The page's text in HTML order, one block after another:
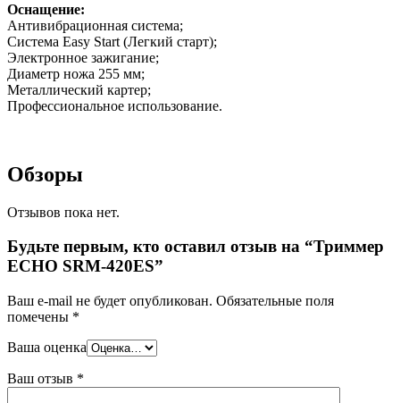
Оснащение:
Антивибрационная система;
Система Easy Start (Легкий старт);
Электронное зажигание;
Диаметр ножа 255 мм;
Металлический картер;
Профессиональное использование.
Обзоры
Отзывов пока нет.
Будьте первым, кто оставил отзыв на “Триммер
ECHO SRM-420ES”
Ваш e-mail не будет опубликован. Обязательные поля
помечены *
Ваша оценка
Ваш отзыв *